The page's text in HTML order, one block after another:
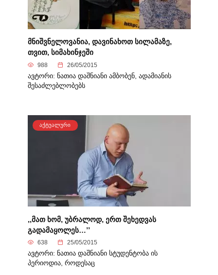
მნიშვნელოვანია, დავინახოთ სილამაზე,
თვით, სიმახინჯეში
988 26/05/2015
ავტორი: ნათია დაშნიანი ამბობენ, ადამიანის
შესაძლებლობებს
ᲐᲥᲢᲣᲐᲚᲣᲠᲘ
,,მათ ხომ, უბრალოდ, ერთ შეხედვას
გადამაყოლეს…’’
638 25/05/2015
ავტორი: ნათია დაშნიანი სტუდენტობა ის
პერიოდია, როდესაც